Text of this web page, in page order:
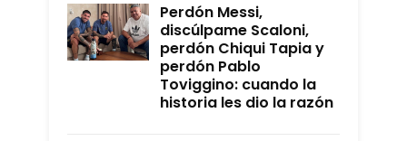
Perdón Messi,
discúlpame Scaloni,
perdón Chiqui Tapia y
perdón Pablo
Toviggino: cuando la
historia les dio la razón